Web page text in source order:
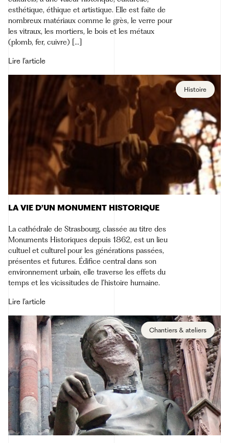
esthétique, éthique et artistique. Elle est faite de
nombreux matériaux comme le grès, le verre pour
les vitraux, les mortiers, le bois et les métaux
(plomb, fer, cuivre) […]
Lire l’article
Histoire
LA VIE D’UN MONUMENT HISTORIQUE
La cathédrale de Strasbourg, classée au titre des
Monuments Historiques depuis 1862, est un lieu
cultuel et culturel pour les générations passées,
présentes et futures. Édifice central dans son
environnement urbain, elle traverse les effets du
temps et les vicissitudes de l’histoire humaine.
Lire l’article
Chantiers & ateliers